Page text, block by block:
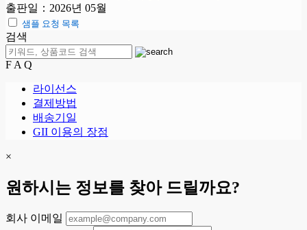
출판일：2026년 05월
샘플 요청 목록
검색
F A Q
라이선스
결제방법
배송기일
GII 이용의 장점
×
원하시는 정보를 찾아 드릴까요?
회사 이메일